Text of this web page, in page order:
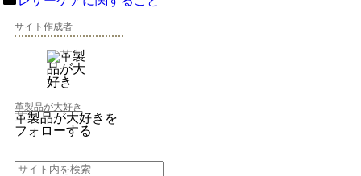
サイト作成者
革製品が大好き
革製品が大好きを
フォローする